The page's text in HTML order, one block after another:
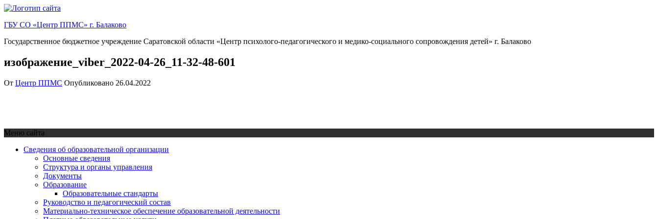
Перейти
содержимому
ГБУ СО «Центр ППМС» г. Балаково
Государственное бюджетное учреждение Саратовской области «Центр психолого-педагогического и медико-социального сопровождения детей» г. Балаково
изображение_viber_2022-04-26_11-32-48-601
От Центр ППМС Опубликовано 26.04.2022
Меню сайта
Сведения об образовательной организации
Основные сведения
Структура и органы управления
Документы
Образование
Образовательные стандарты
Руководство и педагогический состав
Материально-техническое обеспечение образовательной деятельности